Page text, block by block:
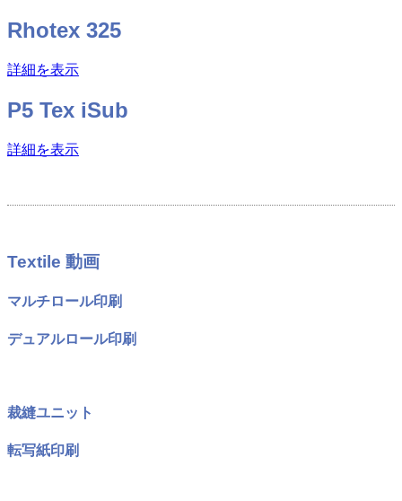
Rhotex 325
詳細を表示
P5 Tex iSub
詳細を表示
Textile 動画
マルチロール印刷
デュアルロール印刷
裁縫ユニット
転写紙印刷